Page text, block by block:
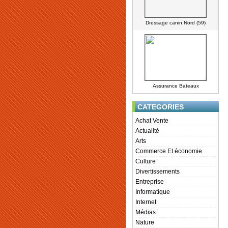
Dressage canin Nord (59)
Assurance Bateaux
CATEGORIES
Achat Vente
Actualité
Arts
Commerce Et économie
Culture
Divertissements
Entreprise
Informatique
Internet
Médias
Nature